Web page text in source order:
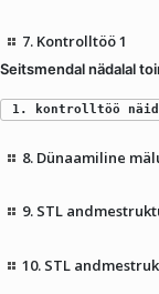
7. Kontrolltöö 1
Seitsmendal nädalal
1. kontrolltöö
8. Dünaamiline
9. STL
10. STL